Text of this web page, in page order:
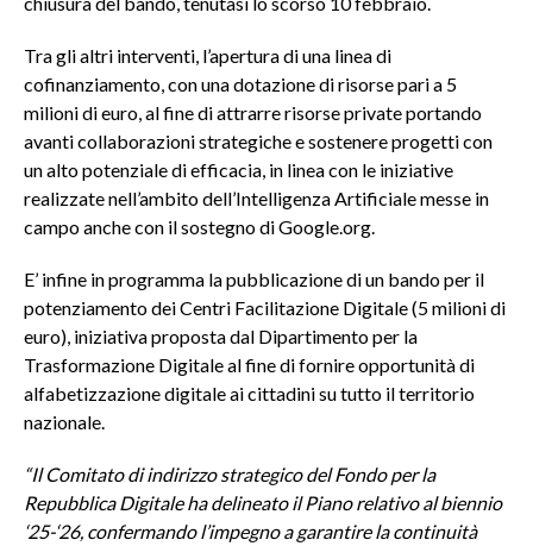
Tra gli altri interventi, l’apertura di una linea di
cofinanziamento, con una dotazione di risorse pari a 5
milioni di euro, al fine di attrarre risorse private portando
avanti collaborazioni strategiche e sostenere progetti con
un alto potenziale di efficacia, in linea con le iniziative
realizzate nell’ambito dell’Intelligenza Artificiale messe in
campo anche con il sostegno di Google.org.
E’ infine in programma la pubblicazione di un bando per il
potenziamento dei Centri Facilitazione Digitale (5 milioni di
euro), iniziativa proposta dal Dipartimento per la
Trasformazione Digitale al fine di fornire opportunità di
alfabetizzazione digitale ai cittadini su tutto il territorio
nazionale.
“Il Comitato di indirizzo strategico del Fondo per la
Repubblica Digitale ha delineato il Piano relativo al biennio
‘25-‘26, confermando l’impegno a garantire la continuità